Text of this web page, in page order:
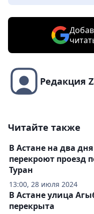
Редакция
Читайте также
13:00, 28 июля 2024
В Астане на два
перекроют проезд
Туран
В Астане улица
перекрыта